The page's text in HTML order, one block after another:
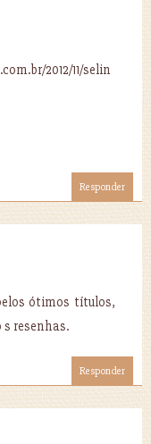
2012/11/selin
Responder
ótimos títulos,
s resenhas.
Responder